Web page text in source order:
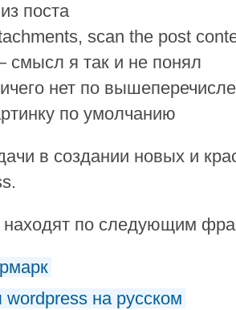
поста
scan the post
смысл я так и не понял
нет по
по умолчанию
в создании новых и
находят по следующим
на русском